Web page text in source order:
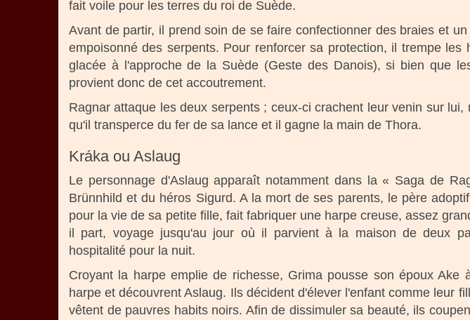
fait voile pour les terres du roi de Suède.
Avant de partir, il prend soin de se faire confectionner des braies et
empoisonné des serpents. Pour renforcer sa protection, il trempe
glacée à l'approche de la Suède (Geste des Danois), si bien que
provient donc de cet accoutrement.
Ragnar attaque les deux serpents ; ceux-ci crachent leur venin sur
qu'il transperce du fer de sa lance et il gagne la main de Thora.
Kráka ou Aslaug
Le personnage d'Aslaug apparaît notamment dans la « Saga de
Brünnhild et du héros Sigurd. A la mort de ses parents, le père
pour la vie de sa petite fille, fait fabriquer une harpe creuse, assez
il part, voyage jusqu'au jour où il parvient à la maison de deux
hospitalité pour la nuit.
Croyant la harpe emplie de richesse, Grima pousse son époux Ake
harpe et découvrent Aslaug. Ils décident d'élever l'enfant comme leur
vêtent de pauvres habits noirs. Afin de dissimuler sa beauté, ils